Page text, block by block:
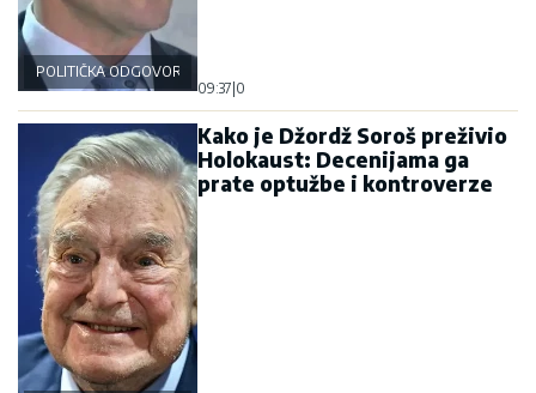
POLITIČKA ODGOVORNOST
09:37 0
Kako je Džordž Soroš preživio
Holokaust: Decenijama ga
prate optužbe i kontroverze